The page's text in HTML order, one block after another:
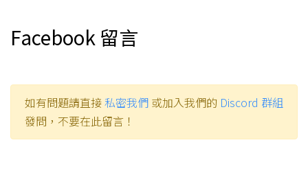
Facebook 留言
如有問題請直接私密我們 或加入我們的 Discord 群組
發問，不要在此留言！